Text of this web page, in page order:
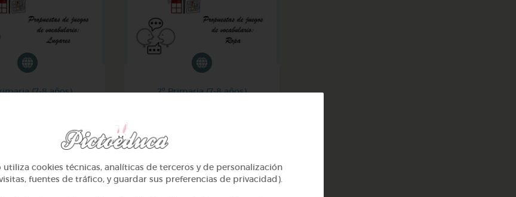
(7-8 años)
2º Primaria (7-8 años)
utiliza cookies técnicas, analíticas de terceros y de personalización
fuentes de tráfico, y guardar sus preferencias de privacidad).